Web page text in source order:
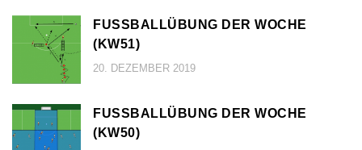
FUSSBALLÜBUNG DER WOCHE (
KW51)
20. DEZEMBER 2019
FUSSBALLÜBUNG DER WOCHE (
KW50)